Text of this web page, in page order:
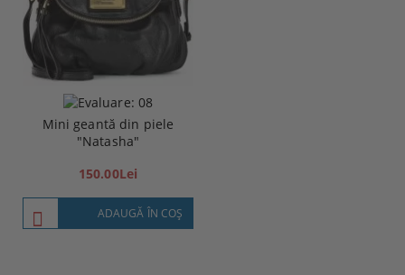
Mini geantă din piele
"Natasha"
150.00Lei
ADAUGĂ ÎN COŞ